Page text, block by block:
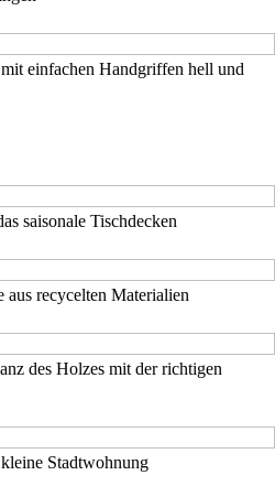
einfachen Handgriffen hell und
saisonale Tischdecken
recycelten Materialien
des Holzes mit der richtigen
Stadtwohnung